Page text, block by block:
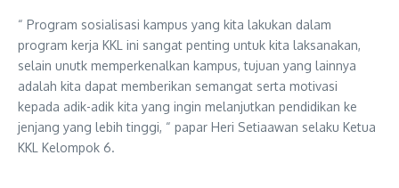
“ Program sosialisasi kampus yang kita lakukan dalam
program kerja KKL ini sangat penting untuk kita laksanakan,
selain unutk memperkenalkan kampus, tujuan yang lainnya
adalah kita dapat memberikan semangat serta motivasi
kepada adik-adik kita yang ingin melanjutkan pendidikan ke
jenjang yang lebih tinggi, “ papar Heri Setiaawan selaku Ketua
KKL Kelompok 6.